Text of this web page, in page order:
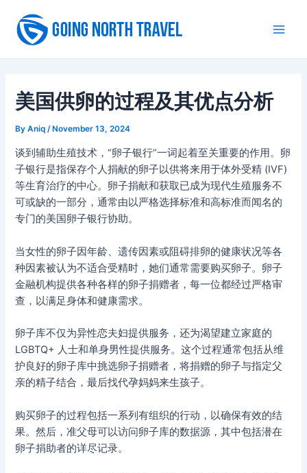
content
美国供卵的过程及其优点分析
ByAniq/ November 13, 2024
谈到辅助生殖技术，“卵子银行”一词起着至关重要的作用。卵
子银行是指保存个人捐献的卵子以供将来用于体外受精 (IVF)
等生育治疗的中心。卵子捐献和获取已成为现代生殖服务不
可或缺的一部分，通常由以严格选择标准和高标准而闻名的
专门的美国卵子银行协助。
当女性的卵子因年龄、遗传因素或阻碍排卵的健康状况等各
种因素被认为不适合受精时，她们通常需要购买卵子。卵子
金融机构提供各种各样的卵子捐赠者，每一位都经过严格审
查，以满足身体和健康需求。
卵子库不仅为异性恋夫妇提供服务，还为渴望建立家庭的
LGBTQ+ 人士和单身男性提供服务。这个过程通常包括从维
护良好的卵子库中挑选卵子捐赠者，将捐赠的卵子与指定父
亲的精子结合，最后找代孕妈妈来生孩子。
购买卵子的过程包括一系列有组织的行动，以确保有效的结
果。然后，准父母可以访问卵子库的数据源，其中包括潜在
卵子捐助者的详尽记录。